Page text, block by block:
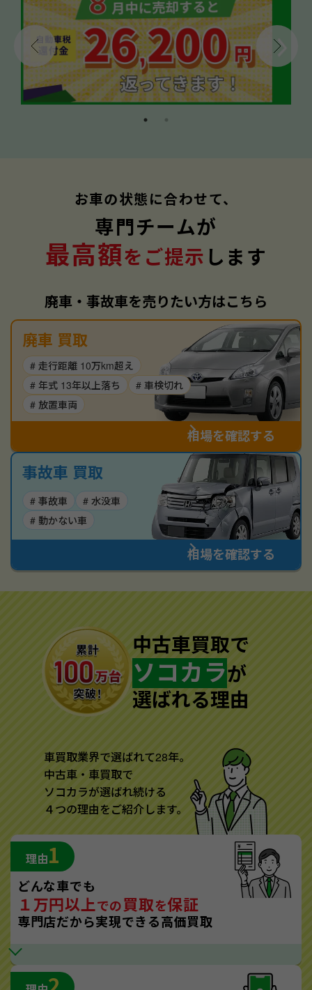
お車の状態に合わせて、
専門チームが
最高額をご提示 します
廃車・事故車を売りたい方はこちら
廃車 買取
# 走行距離 10万km超え
# 年式 13年以上落ち
# 車検切れ
# 放置車両
相場を確認する
事故車 買取
# 事故車
# 水没車
# 動かない車
相場を確認する
中古車買取で
ソコカラが
選ばれる理由
車買取業界で選ばれて28年。
中古車・車買取で
ソコカラが選ばれ続ける
４つの理由をご紹介します。
理由1
どんな車でも
１万円以上での買取を保証
専門店だから実現できる高価買取